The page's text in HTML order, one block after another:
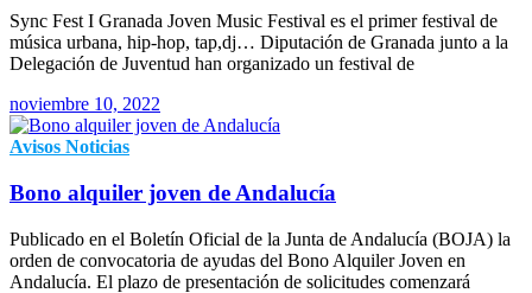
Sync Fest I Granada Joven Music Festival es el primer festival de
música urbana, hip-hop, tap,dj… Diputación de Granada junto a la
Delegación de Juventud han organizado un festival de
noviembre 10, 2022
Avisos Noticias
Bono alquiler joven de Andalucía
Publicado en el Boletín Oficial de la Junta de Andalucía (BOJA) la
orden de convocatoria de ayudas del Bono Alquiler Joven en
Andalucía. El plazo de presentación de solicitudes comenzará